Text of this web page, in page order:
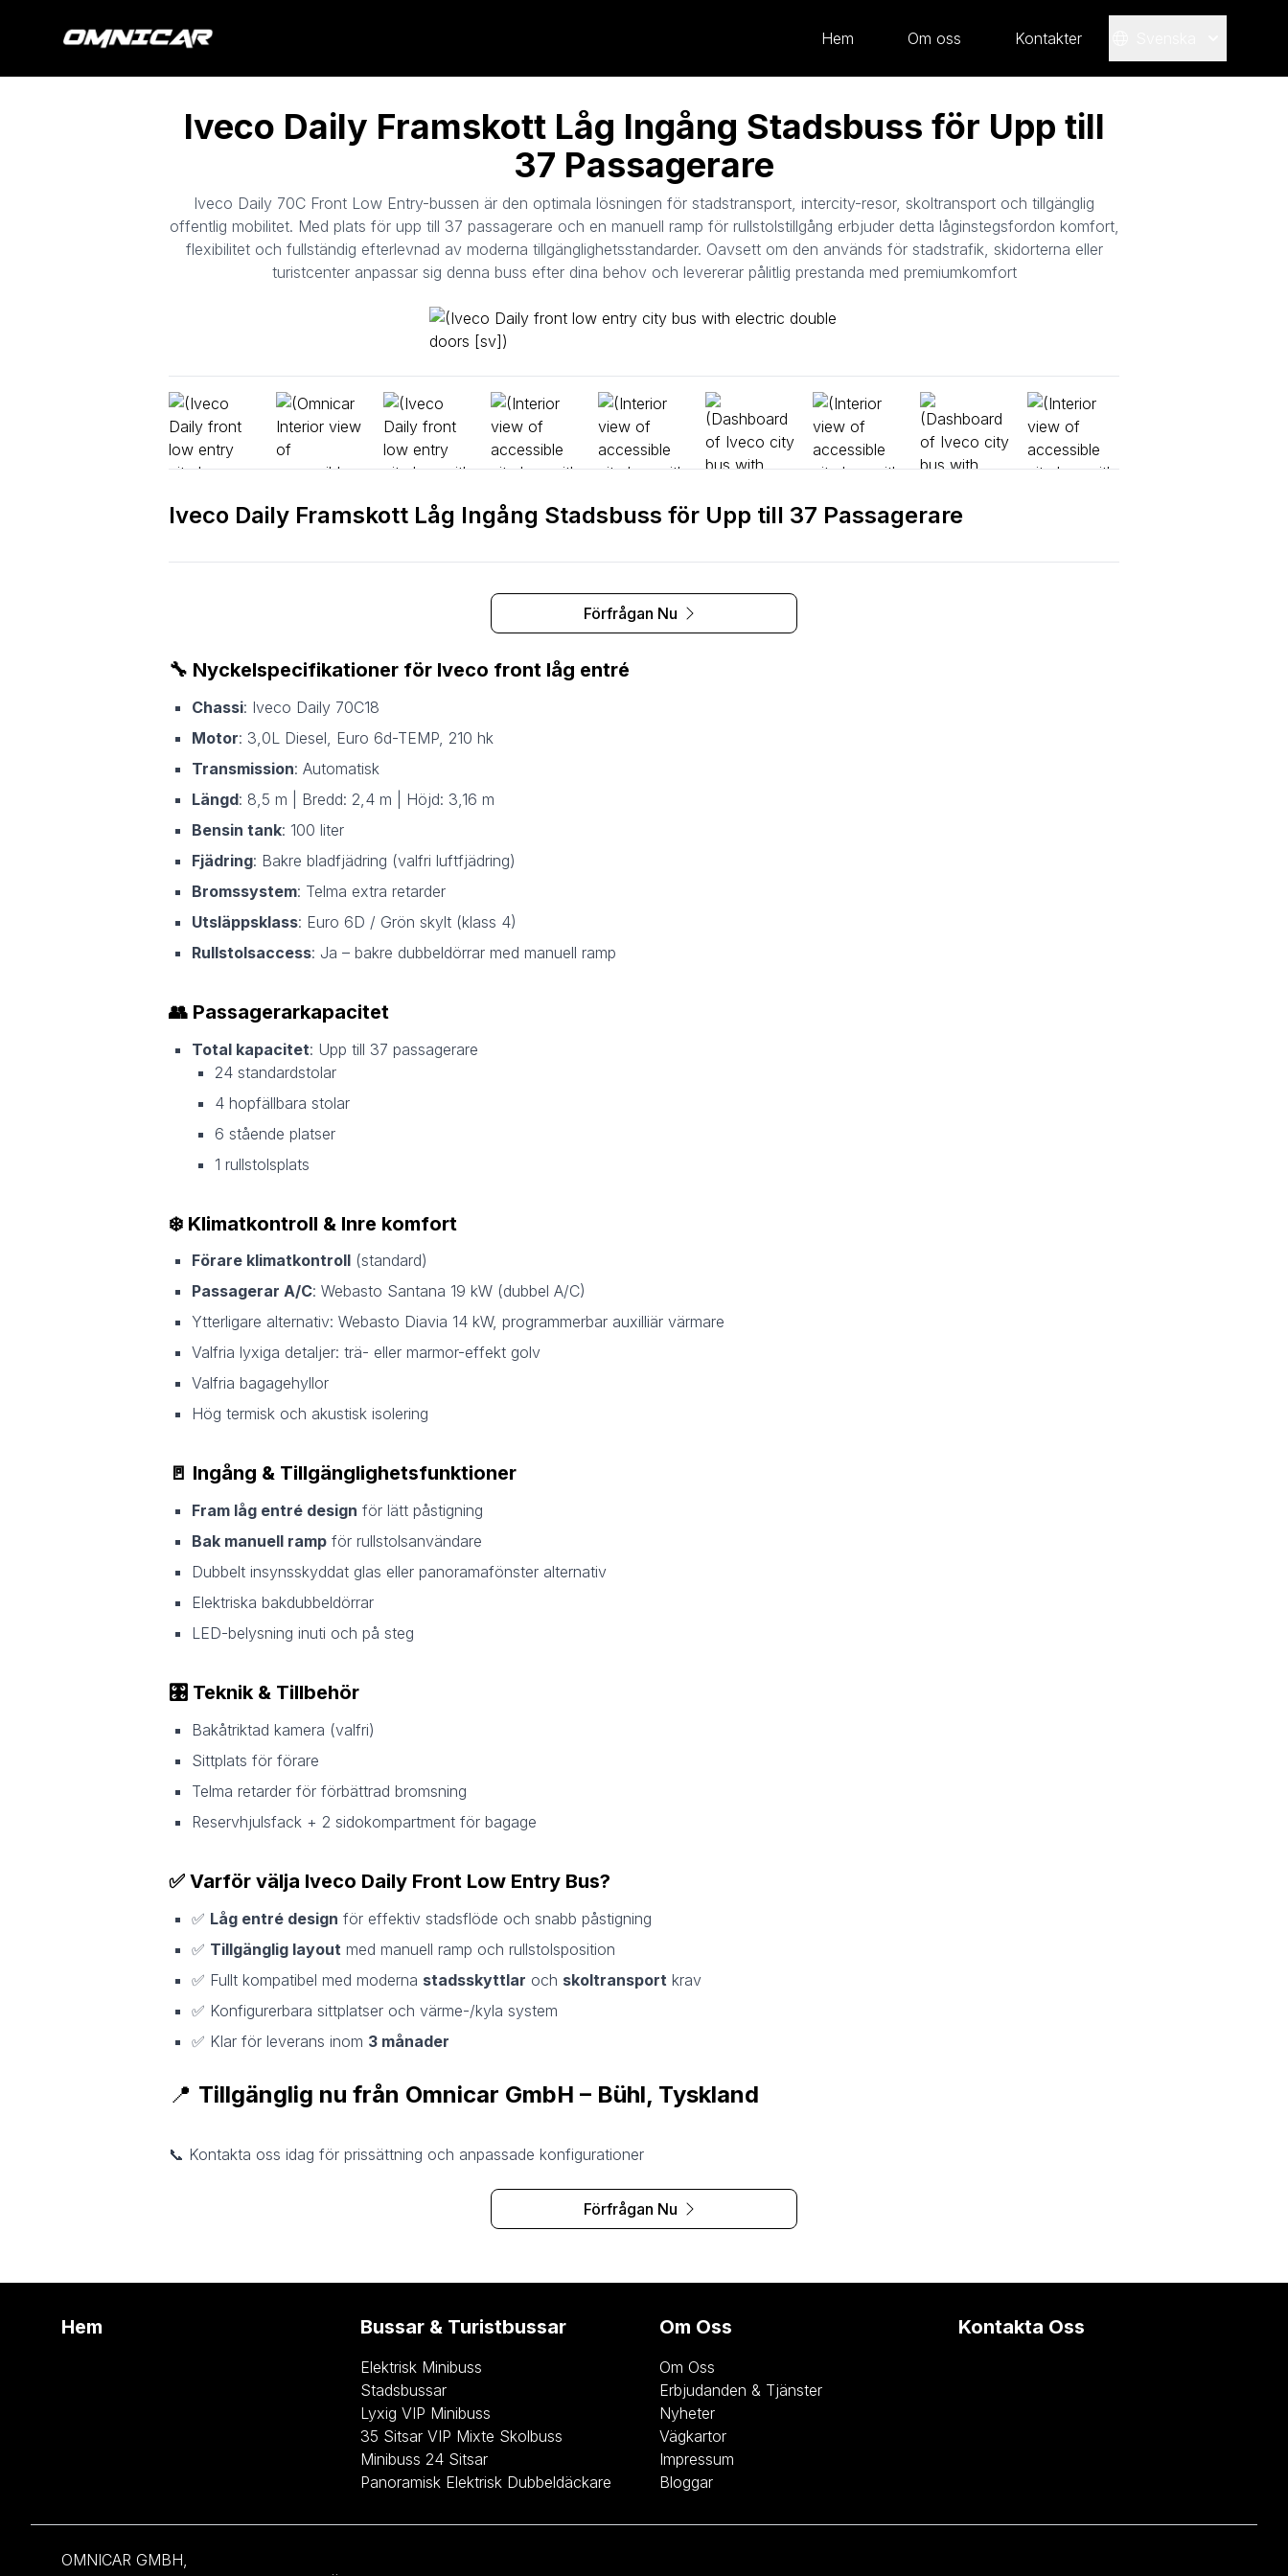
Hem Om oss Kontakter
Iveco Daily Framskott Låg Ingång Stadsbuss för Upp till
37 Passagerare
Iveco Daily 70C Front Low Entry-bussen är den optimala lösningen för stadstransport, intercity-resor, skoltransport och tillgänglig
offentlig mobilitet. Med plats för upp till 37 passagerare och en manuell ramp för rullstolstillgång erbjuder detta låginstegsfordon komfort,
flexibilitet och fullständig efterlevnad av moderna tillgänglighetsstandarder. Oavsett om den används för stadstrafik, skidorterna eller
turistcenter anpassar sig denna buss efter dina behov och levererar pålitlig prestanda med premiumkomfort
Iveco Daily Framskott Låg Ingång Stadsbuss för Upp till 37 Passagerare
Förfrågan Nu
🔧 Nyckelspecifikationer för Iveco front låg entré
Chassi: Iveco Daily 70C18
Motor: 3,0L Diesel, Euro 6d-TEMP, 210 hk
Transmission: Automatisk
Längd: 8,5 m | Bredd: 2,4 m | Höjd: 3,16 m
Bensin tank: 100 liter
Fjädring: Bakre bladfjädring (valfri luftfjädring)
Bromssystem: Telma extra retarder
Utsläppsklass: Euro 6D / Grön skylt (klass 4)
Rullstolsaccess: Ja – bakre dubbeldörrar med manuell ramp
👥 Passagerarkapacitet
Total kapacitet: Upp till 37 passagerare
24 standardstolar
4 hopfällbara stolar
6 stående platser
1 rullstolsplats
❄️ Klimatkontroll & Inre komfort
Förare klimatkontroll (standard)
Passagerar A/C: Webasto Santana 19 kW (dubbel A/C)
Ytterligare alternativ: Webasto Diavia 14 kW, programmerbar auxilliär värmare
Valfria lyxiga detaljer: trä- eller marmor-effekt golv
Valfria bagagehyllor
Hög termisk och akustisk isolering
🚪 Ingång & Tillgänglighetsfunktioner
Fram låg entré design för lätt påstigning
Bak manuell ramp för rullstolsanvändare
Dubbelt insynsskyddat glas eller panoramafönster alternativ
Elektriska bakdubbeldörrar
LED-belysning inuti och på steg
🎛️ Teknik & Tillbehör
Bakåtriktad kamera (valfri)
Sittplats för förare
Telma retarder för förbättrad bromsning
Reservhjulsfack + 2 sidokompartment för bagage
✅ Varför välja Iveco Daily Front Low Entry Bus?
✅ Låg entré design för effektiv stadsflöde och snabb påstigning
✅ Tillgänglig layout med manuell ramp och rullstolsposition
✅ Fullt kompatibel med moderna stadsskyttlar och skoltransport krav
✅ Konfigurerbara sittplatser och värme-/kyla system
✅ Klar för leverans inom 3 månader
📍 Tillgänglig nu från Omnicar GmbH – Bühl, Tyskland
📞 Kontakta oss idag för prissättning och anpassade konfigurationer
Förfrågan Nu
Hem Bussar & Turistbussar
Elektrisk Minibuss
Stadsbussar
Lyxig VIP Minibuss
35 Sitsar VIP Mixte Skolbuss
Minibuss 24 Sitsar
Panoramisk Elektrisk Dubbeldäckare
Om Oss
Om Oss
Erbjudanden & Tjänster
Nyheter
Vägkartor
Impressum
Bloggar
Kontakta Oss
OMNICAR GMBH,